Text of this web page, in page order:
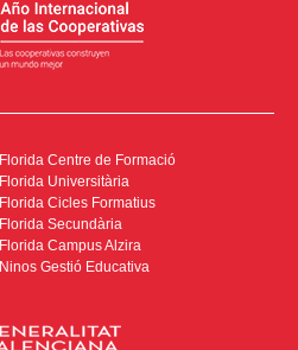
Florida Centre de Formació
Florida Universitària
Florida Cicles Formatius
Florida Secundària
Florida Campus Alzira
Ninos Gestió Educativa